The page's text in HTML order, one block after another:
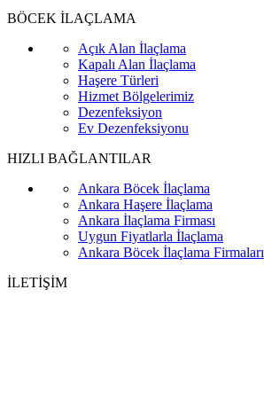
BÖCEK İLAÇLAMA
Açık Alan İlaçlama
Kapalı Alan İlaçlama
Haşere Türleri
Hizmet Bölgelerimiz
Dezenfeksiyon
Ev Dezenfeksiyonu
HIZLI BAĞLANTILAR
Ankara Böcek İlaçlama
Ankara Haşere İlaçlama
Ankara İlaçlama Firması
Uygun Fiyatlarla İlaçlama
Ankara Böcek İlaçlama Firmaları
İLETİŞİM